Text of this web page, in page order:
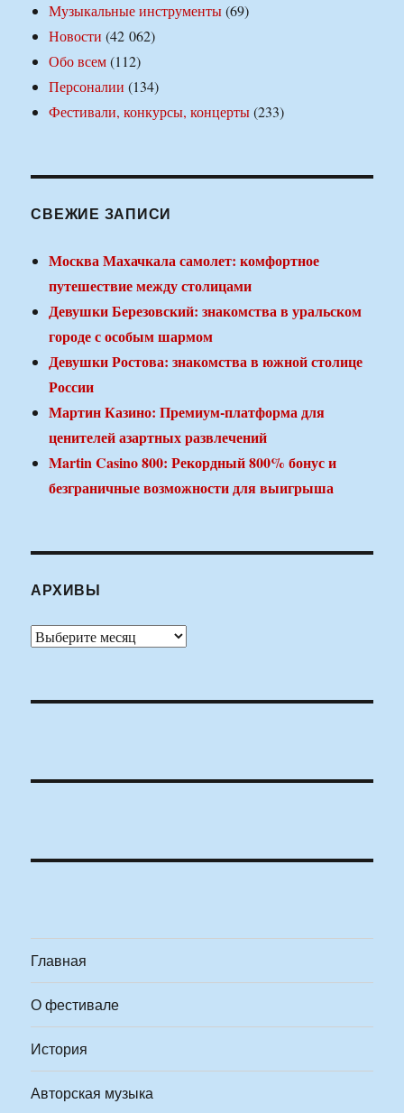
Музыкальные инструменты(69)
Новости (42 062)
Обо всем(112)
Персоналии (134)
Фестивали, конкурсы, концерты(233)
СВЕЖИЕ ЗАПИСИ
Москва Махачкала самолет: комфортное
путешествие между столицами
Девушки Березовский: знакомства в уральском
городе с особым шармом
Девушки Ростова: знакомства в южной столице
России
Мартин Казино: Премиум-платформа для
ценителей азартных развлечений
Martin Casino 800: Рекордный 800% бонус и
безграничные возможности для выигрыша
АРХИВЫ
Архивы
Главная
О фестивале
История
Авторская музыка